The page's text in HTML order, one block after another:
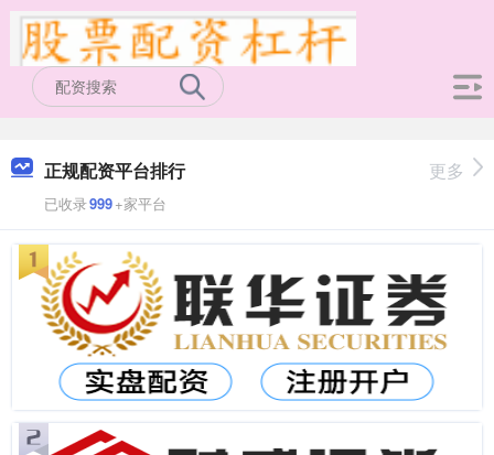
正规配资平台排行
已收录999+家平台
更多